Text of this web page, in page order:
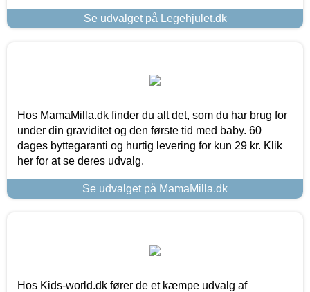
Se udvalget på Legehjulet.dk
Hos MamaMilla.dk finder du alt det, som du har brug for
under din graviditet og den første tid med baby. 60
dages byttegaranti og hurtig levering for kun 29 kr. Klik
her for at se deres udvalg.
Se udvalget på MamaMilla.dk
Hos Kids-world.dk fører de et kæmpe udvalg af